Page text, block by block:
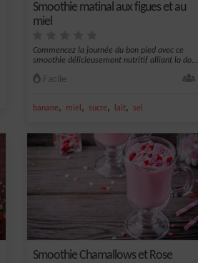
Smoothie matinal aux figues et au
miel
Commencez la journée du bon pied avec ce
smoothie délicieusement nutritif alliant la do...
Facile
banane, miel , sucre, lait, sel
Smoothie Chamallows et Rose